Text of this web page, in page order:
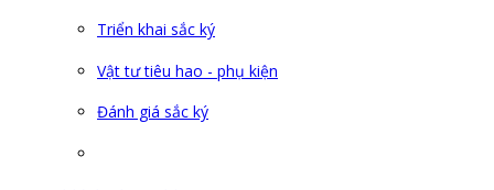
Triển khai sắc ký
Vật tư tiêu hao - phụ kiện
Đánh giá sắc ký